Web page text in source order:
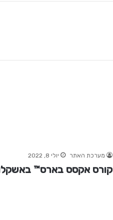
מערכת האתר יולי 8, 2022
קורס אקסס בארס™